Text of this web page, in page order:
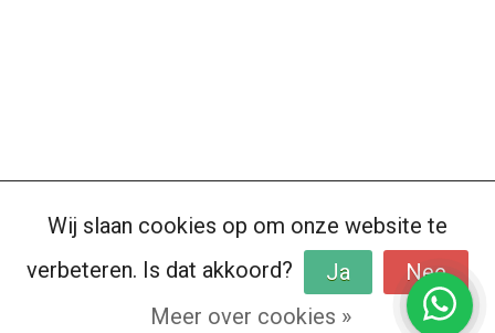
Wij slaan cookies op om onze website te
verbeteren. Is dat akkoord?
Ja
Nee
Meer over cookies »